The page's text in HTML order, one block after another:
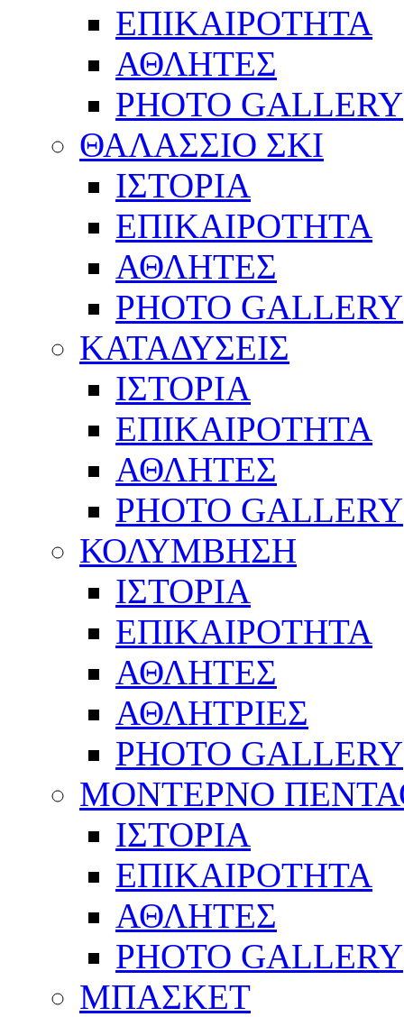
ΕΠΙΚΑΙΡΟΤΗΤΑ
ΑΘΛΗΤΕΣ
PHOTO GALLERY
ΘΑΛΑΣΣΙΟ ΣΚΙ
ΙΣΤΟΡΙΑ
ΕΠΙΚΑΙΡΟΤΗΤΑ
ΑΘΛΗΤΕΣ
PHOTO GALLERY
ΚΑΤΑΔΥΣΕΙΣ
ΙΣΤΟΡΙΑ
ΕΠΙΚΑΙΡΟΤΗΤΑ
ΑΘΛΗΤΕΣ
PHOTO GALLERY
ΚΟΛΥΜΒΗΣΗ
ΙΣΤΟΡΙΑ
ΕΠΙΚΑΙΡΟΤΗΤΑ
ΑΘΛΗΤΕΣ
ΑΘΛΗΤΡΙΕΣ
PHOTO GALLERY
ΜΟΝΤΕΡΝΟ
ΙΣΤΟΡΙΑ
ΕΠΙΚΑΙΡΟΤΗΤΑ
ΑΘΛΗΤΕΣ
PHOTO GALLERY
ΜΠΑΣΚΕΤ